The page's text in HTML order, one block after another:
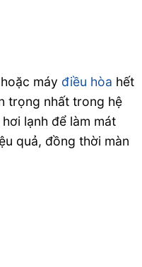
máy điều hòa hết
trọng nhất trong hệ
lạnh để làm mát
quả, đồng thời màn